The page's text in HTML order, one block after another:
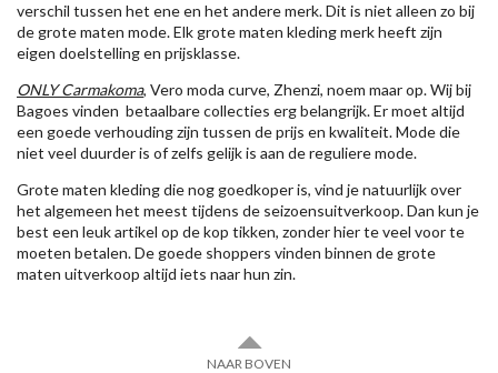
verschil tussen het ene en het andere merk. Dit is niet alleen zo bij
de grote maten mode. Elk grote maten kleding merk heeft zijn
eigen doelstelling en prijsklasse.
ONLY Carmakoma, Vero moda curve, Zhenzi, noem maar op. Wij bij
Bagoes vinden betaalbare collecties erg belangrijk. Er moet altijd
een goede verhouding zijn tussen de prijs en kwaliteit. Mode die
niet veel duurder is of zelfs gelijk is aan de reguliere mode.
Grote maten kleding die nog goedkoper is, vind je natuurlijk over
het algemeen het meest tijdens de seizoensuitverkoop. Dan kun je
best een leuk artikel op de kop tikken, zonder hier te veel voor te
moeten betalen. De goede shoppers vinden binnen de grote
maten uitverkoop altijd iets naar hun zin.
NAAR BOVEN